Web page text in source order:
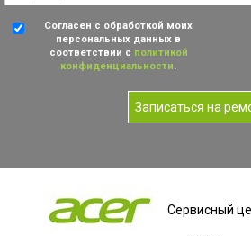
Согласен с обработкой моих
персональных данных в
соответствии с политикой
конфиденциальности.
Записаться на
Сервисный